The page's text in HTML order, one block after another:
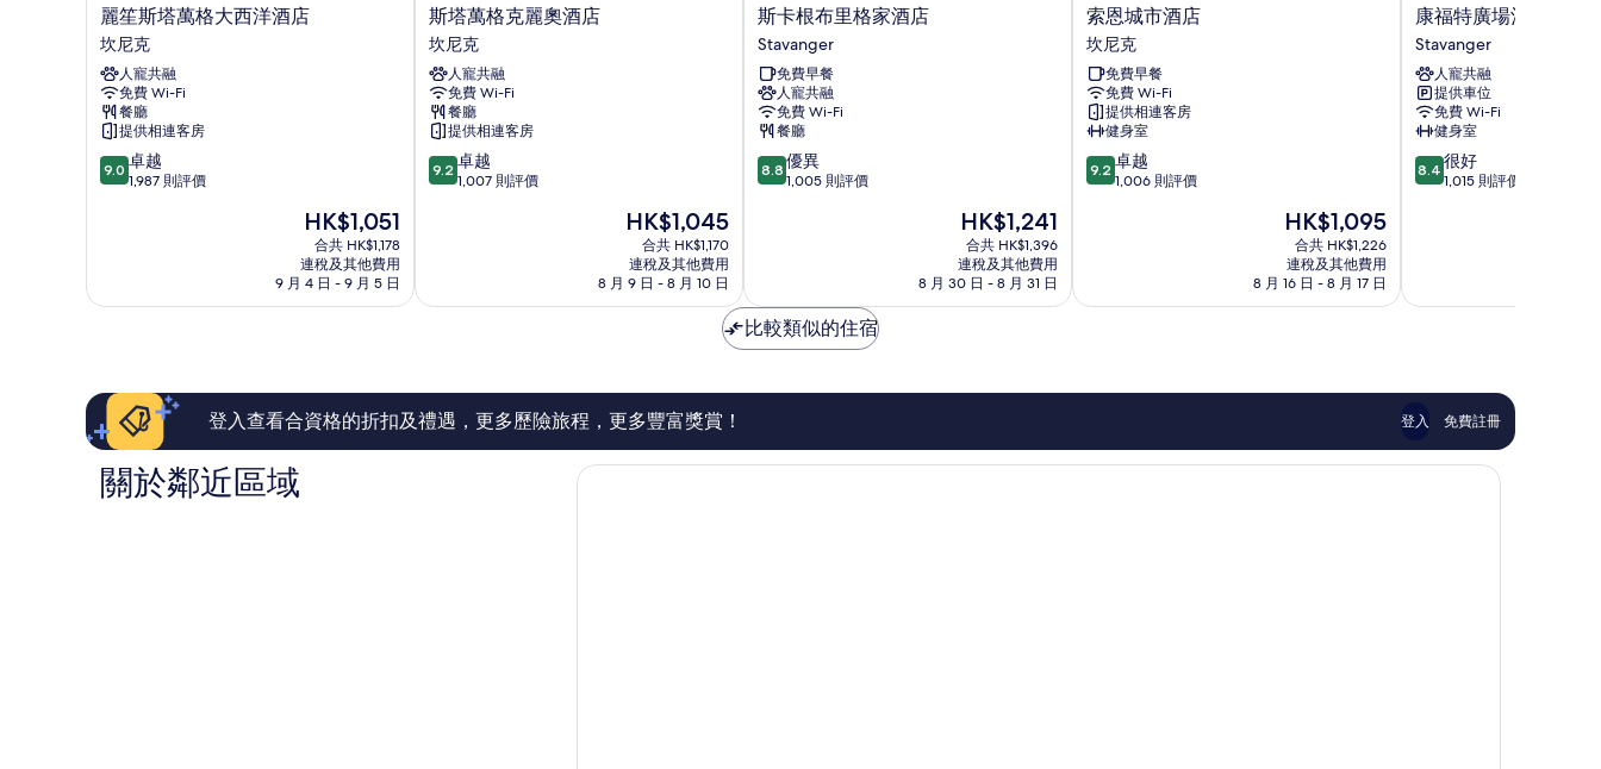
麗
笙
斯
塔
萬
格
大
西
洋
麗笙斯塔萬格大西洋酒店
坎尼克
人寵共融
免費 Wi-Fi
餐廳
提供相連客房
9.0
分
卓
評
篇
價
9.0 卓越
1,987 則評價
現
售
HK$1,051
HK$1,051
合共 HK$1,178
連稅及其他費用
9 月 4 日 - 9 月 5 日
斯
塔
萬
格
克
麗
奧
酒
店
斯塔萬格克麗奧酒店
坎尼克
人寵共融
免費 Wi-Fi
餐廳
提供相連客房
9.2
分
卓
評
價
9.2 卓越
1,007 則評價
現
HK$1,045
HK$1,045
合共 HK$1,170
連稅及其他費用
8 月 9 日 - 8 月 10 日
斯
卡
根
布
里
格
家
酒
店
斯卡根布里格家酒店
Stavanger
免費早餐
人寵共融
免費 Wi-Fi
餐廳
8.8
分
優
異，
1,005
評
評
8.8 優異
1,005 則評價
現
售
HK$1,241
HK$1,241
合共 HK$1,396
連稅及其他費用
8 月 30 日 - 8 月 31 日
索
恩
城
市
酒
店
坎
尼
克
索恩城市酒店
坎尼克
免費早餐
免費 Wi-Fi
提供相連客房
健身室
9.2
分
卓
評
評
9.2 卓越
1,006 則評價
現
售
HK$1,095
HK$1,095
合共 HK$1,226
連稅及其他費用
8 月 16 日 - 8 月 17 日
康
福
特
廣
場
酒
店
Stavanger
康福特廣場酒店
Stavanger
人寵共融
提供車位
免費 Wi-Fi
健身室
8.4
分
很
評
價
評
8.4 很好
1,015 則評價
比較類似的住宿
登入查看合資格的折扣及禮遇，更多歷險旅程，更多豐富獎賞！ 登入 免費註冊
關於鄰近區域